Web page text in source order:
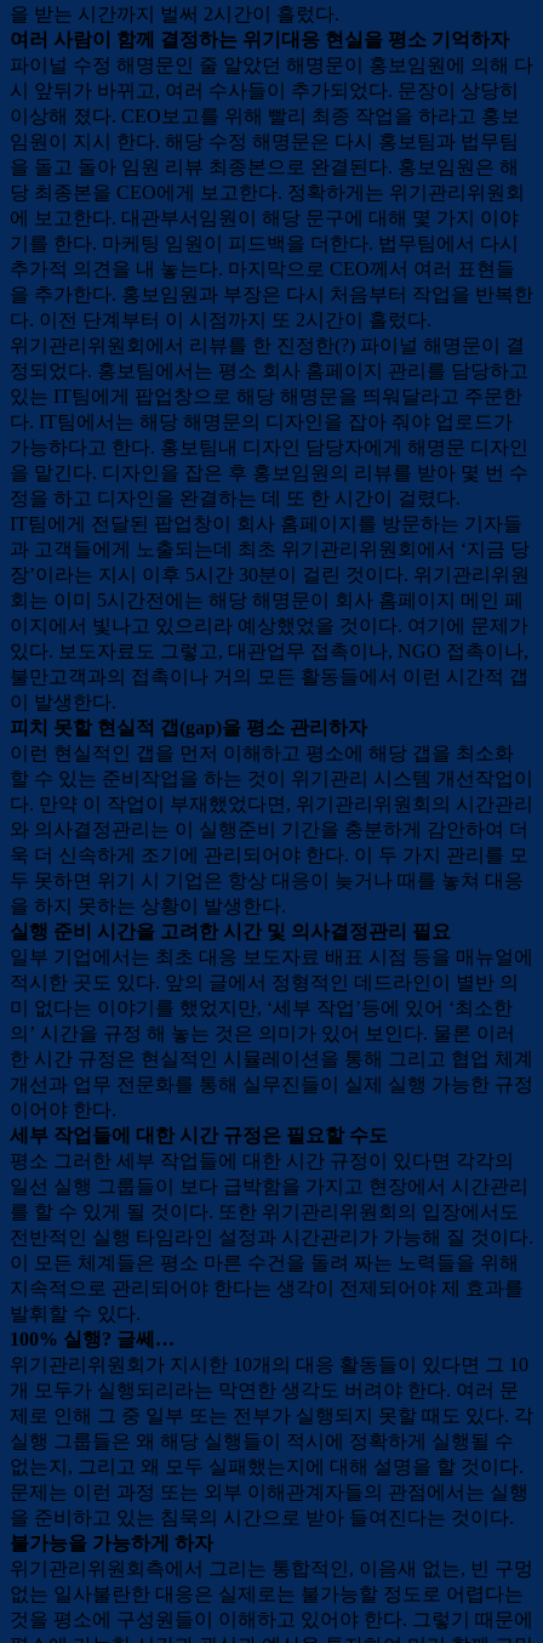
을 받는 시간까지 벌써 2시간이 흘렀다.
여러 사람이 함께 결정하는 위기대응 현실을 평소 기억하자
파이널 수정 해명문인 줄 알았던 해명문이 홍보임원에 의해 다
시 앞뒤가 바뀌고, 여러 수사들이 추가되었다. 문장이 상당히
이상해 졌다. CEO보고를 위해 빨리 최종 작업을 하라고 홍보
임원이 지시 한다. 해당 수정 해명문은 다시 홍보팀과 법무팀
을 돌고 돌아 임원 리뷰 최종본으로 완결된다. 홍보임원은 해
당 최종본을 CEO에게 보고한다. 정확하게는 위기관리위원회
에 보고한다. 대관부서임원이 해당 문구에 대해 몇 가지 이야
기를 한다. 마케팅 임원이 피드백을 더한다. 법무팀에서 다시
추가적 의견을 내 놓는다. 마지막으로 CEO께서 여러 표현들
을 추가한다. 홍보임원과 부장은 다시 처음부터 작업을 반복한
다. 이전 단계부터 이 시점까지 또 2시간이 흘렀다.
위기관리위원회에서 리뷰를 한 진정한(?) 파이널 해명문이 결
정되었다. 홍보팀에서는 평소 회사 홈페이지 관리를 담당하고
있는 IT팀에게 팝업창으로 해당 해명문을 띄워달라고 주문한
다. IT팀에서는 해당 해명문의 디자인을 잡아 줘야 업로드가
가능하다고 한다. 홍보팀내 디자인 담당자에게 해명문 디자인
을 맡긴다. 디자인을 잡은 후 홍보임원의 리뷰를 받아 몇 번 수
정을 하고 디자인을 완결하는 데 또 한 시간이 걸렸다.
IT팀에게 전달된 팝업창이 회사 홈페이지를 방문하는 기자들
과 고객들에게 노출되는데 최초 위기관리위원회에서 ‘지금 당
장’이라는 지시 이후 5시간 30분이 걸린 것이다. 위기관리위원
회는 이미 5시간전에는 해당 해명문이 회사 홈페이지 메인 페
이지에서 빛나고 있으리라 예상했었을 것이다. 여기에 문제가
있다. 보도자료도 그렇고, 대관업무 접촉이나, NGO 접촉이나,
불만고객과의 접촉이나 거의 모든 활동들에서 이런 시간적 갭
이 발생한다.
피치 못할 현실적 갭(gap)을 평소 관리하자
이런 현실적인 갭을 먼저 이해하고 평소에 해당 갭을 최소화
할 수 있는 준비작업을 하는 것이 위기관리 시스템 개선작업이
다. 만약 이 작업이 부재했었다면, 위기관리위원회의 시간관리
와 의사결정관리는 이 실행준비 기간을 충분하게 감안하여 더
욱 더 신속하게 조기에 관리되어야 한다. 이 두 가지 관리를 모
두 못하면 위기 시 기업은 항상 대응이 늦거나 때를 놓쳐 대응
을 하지 못하는 상황이 발생한다.
실행 준비 시간을 고려한 시간 및 의사결정관리 필요
일부 기업에서는 최초 대응 보도자료 배표 시점 등을 매뉴얼에
적시한 곳도 있다. 앞의 글에서 정형적인 데드라인이 별반 의
미 없다는 이야기를 했었지만, ‘세부 작업’등에 있어 ‘최소한
의’ 시간을 규정 해 놓는 것은 의미가 있어 보인다. 물론 이러
한 시간 규정은 현실적인 시뮬레이션을 통해 그리고 협업 체계
개선과 업무 전문화를 통해 실무진들이 실제 실행 가능한 규정
이어야 한다.
세부 작업들에 대한 시간 규정은 필요할 수도
평소 그러한 세부 작업들에 대한 시간 규정이 있다면 각각의
일선 실행 그룹들이 보다 급박함을 가지고 현장에서 시간관리
를 할 수 있게 될 것이다. 또한 위기관리위원회의 입장에서도
전반적인 실행 타임라인 설정과 시간관리가 가능해 질 것이다.
이 모든 체계들은 평소 마른 수건을 돌려 짜는 노력들을 위해
지속적으로 관리되어야 한다는 생각이 전제되어야 제 효과를
발휘할 수 있다.
100% 실행? 글쎄…
위기관리위원회가 지시한 10개의 대응 활동들이 있다면 그 10
개 모두가 실행되리라는 막연한 생각도 버려야 한다. 여러 문
제로 인해 그 중 일부 또는 전부가 실행되지 못할 때도 있다. 각
실행 그룹들은 왜 해당 실행들이 적시에 정확하게 실행될 수
없는지, 그리고 왜 모두 실패했는지에 대해 설명을 할 것이다.
문제는 이런 과정 또는 외부 이해관계자들의 관점에서는 실행
을 준비하고 있는 침묵의 시간으로 받아 들여진다는 것이다.
불가능을 가능하게 하자
위기관리위원회측에서 그리는 통합적인, 이음새 없는, 빈 구멍
없는 일사불란한 대응은 실제로는 불가능할 정도로 어렵다는
것을 평소에 구성원들이 이해하고 있어야 한다. 그렇기 때문에